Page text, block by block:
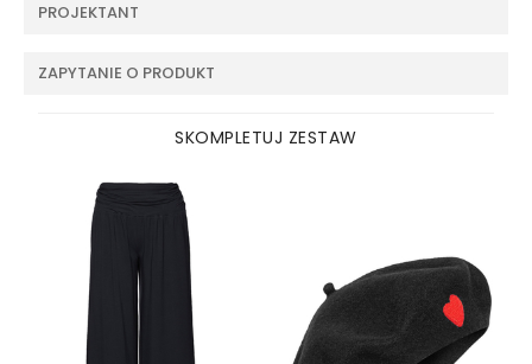
PROJEKTANT
ZAPYTANIE O PRODUKT
SKOMPLETUJ ZESTAW